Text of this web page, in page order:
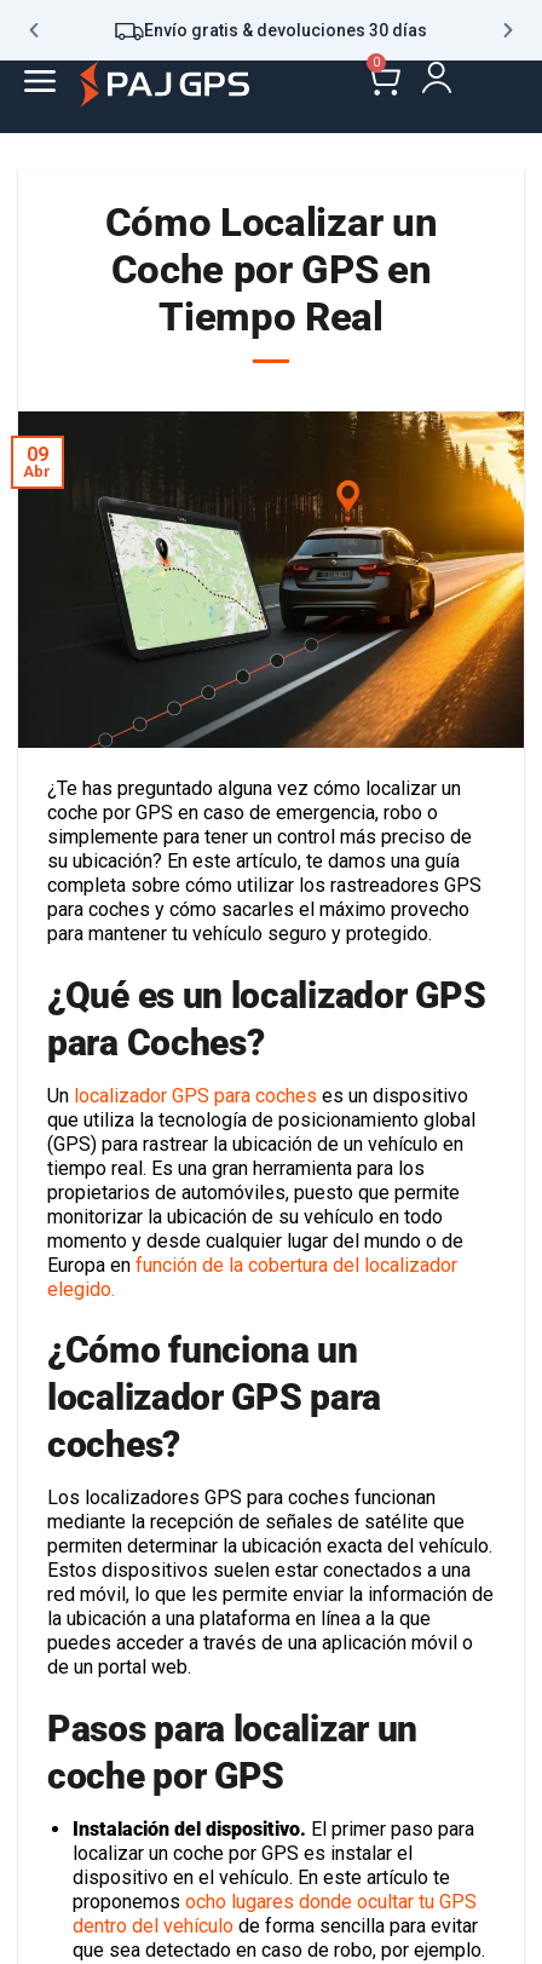
Envío gratis & devoluciones 30 días
0
Cómo Localizar un
Coche por GPS en
Tiempo Real
09
Abr
¿Te has preguntado alguna vez cómo localizar un
coche por GPS en caso de emergencia, robo o
simplemente para tener un control más preciso de
su ubicación? En este artículo, te damos una guía
completa sobre cómo utilizar los rastreadores GPS
para coches y cómo sacarles el máximo provecho
para mantener tu vehículo seguro y protegido.
¿Qué es un localizador GPS
para Coches?
Un localizador GPS para coches es un dispositivo
que utiliza la tecnología de posicionamiento global
(GPS) para rastrear la ubicación de un vehículo en
tiempo real. Es una gran herramienta para los
propietarios de automóviles, puesto que permite
monitorizar la ubicación de su vehículo en todo
momento y desde cualquier lugar del mundo o de
Europa en función de la cobertura del localizador
elegido.
¿Cómo funciona un
localizador GPS para
coches?
Los localizadores GPS para coches funcionan
mediante la recepción de señales de satélite que
permiten determinar la ubicación exacta del vehículo.
Estos dispositivos suelen estar conectados a una
red móvil, lo que les permite enviar la información de
la ubicación a una plataforma en línea a la que
puedes acceder a través de una aplicación móvil o
de un portal web.
Pasos para localizar un
coche por GPS
Instalación del dispositivo. El primer paso para
localizar un coche por GPS es instalar el
dispositivo en el vehículo. En este artículo te
proponemos ocho lugares donde ocultar tu GPS
dentro del vehículode forma sencilla para evitar
que sea detectado en caso de robo, por ejemplo.